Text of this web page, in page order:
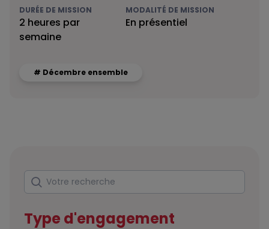
DURÉE DE MISSION
2 heures par
semaine
MODALITÉ DE MISSION
En présentiel
# Décembre ensemble
Rechercher
Votre recherche
Type d'engagement